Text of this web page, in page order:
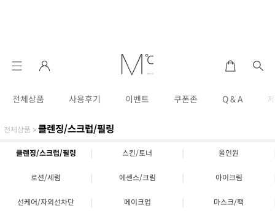
전체상품 사용후기 이벤트 쿠폰존 Q & A
전체상품 > 클렌징/스크럽/필링
클렌징/스크럽/필링 스킨/토너 올인원
로션/세럼 에센스/크림 아이크림
선케어/자외선차단 메이크업 마스크/팩